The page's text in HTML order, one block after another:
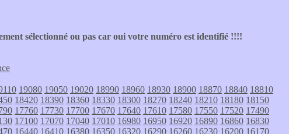
sélectionné ou pas car oui votre numéro est identifié !!!!
19080 19050 19020 18990 18960 18930 18900 18870 18840 18810
18420 18390 18360 18330 18300 18270 18240 18210 18180 18150
17760 17730 17700 17670 17640 17610 17580 17550 17520 17490
17100 17070 17040 17010 16980 16950 16920 16890 16860 16830
16440 16410 16380 16350 16320 16290 16260 16230 16200 16170